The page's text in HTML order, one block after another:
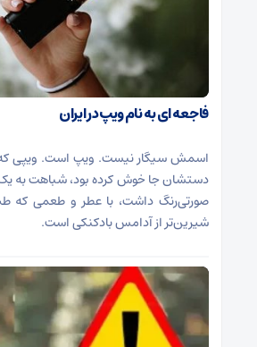
فاجعه ای به نام ویپ در ایران
اسمش سیگار نیست. ویپ است. ویپی که
دستشان جا خوش کرده بود، شباهت به
صورتی‌رنگ داشت، با عطر و طعمی که
شیرین‌تر از آدامس بادکنکی است.